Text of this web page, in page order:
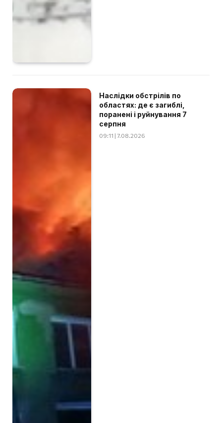
Наслідки обстрілів по
областях: де є загиблі,
поранені і руйнування 7
серпня
09:11 | 7.08.2026